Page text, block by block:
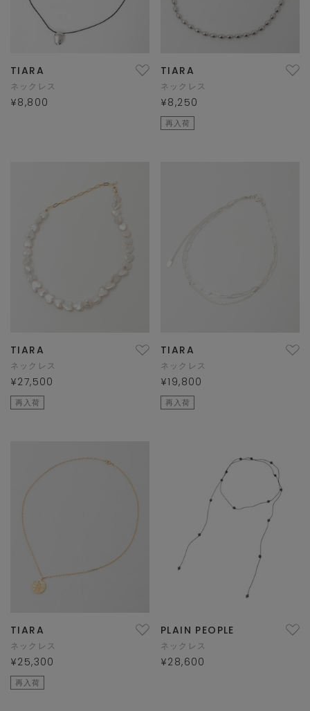
TIARA
ネックレス
¥8,800
TIARA
ネックレス
¥8,250
再入荷
TIARA
ネックレス
¥27,500
再入荷
TIARA
ネックレス
¥19,800
再入荷
TIARA
ネックレス
¥25,300
再入荷
PLAIN PEOPLE
ネックレス
¥28,600